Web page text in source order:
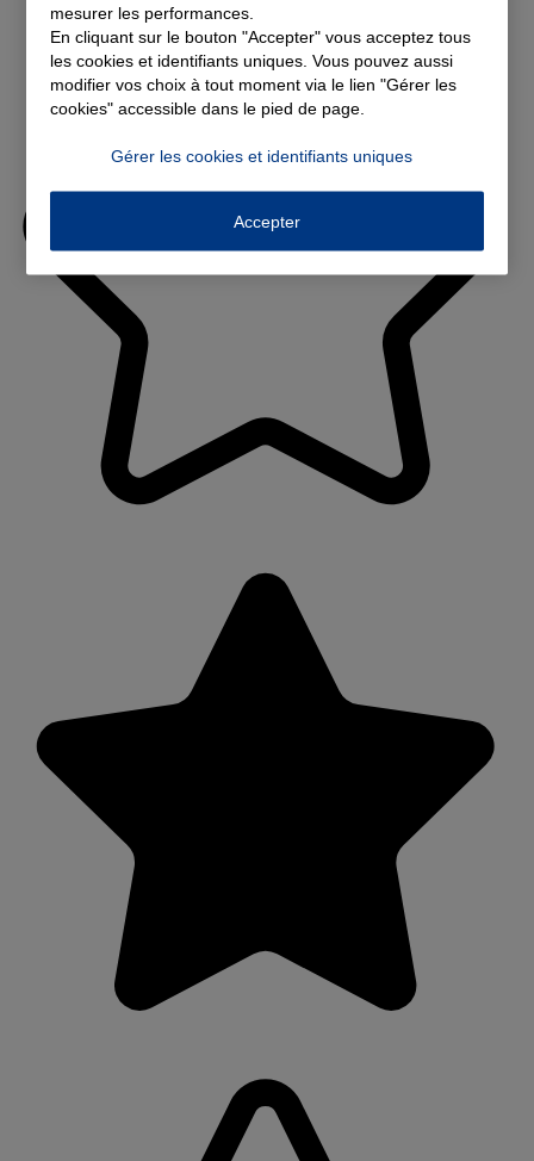
mesurer les performances.
En cliquant sur le bouton "Accepter" vous acceptez tous
les cookies et identifiants uniques. Vous pouvez aussi
modifier vos choix à tout moment via le lien "Gérer les
cookies" accessible dans le pied de page.
Gérer les cookies et identifiants uniques
Accepter